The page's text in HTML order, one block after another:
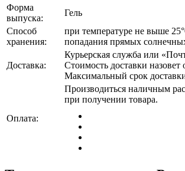
Форма
выпуска:
Гель
Способ
хранения:
при температуре не выше
попадания прямых
Доставка:
Курьерская служба или
Стоимость доставки назовет
Максимальный срок
Оплата:
Производиться наличным
при получении товара.